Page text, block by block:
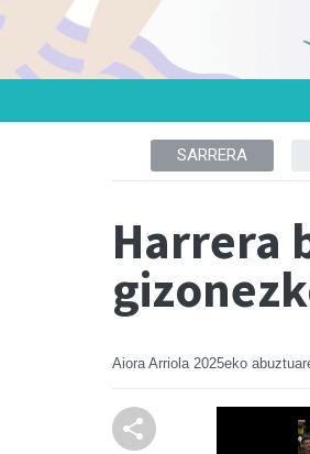
SARRERA
Harrera
Aiora Arriola 2025eko